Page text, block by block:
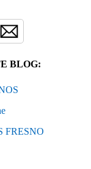
BLOG:
FRESNO